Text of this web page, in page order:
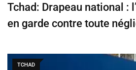
Tchad: Drapeau national :
en garde contre toute
TCHAD